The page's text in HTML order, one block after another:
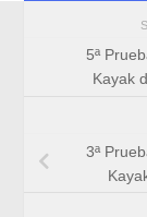
5ª
Kayak
3ª